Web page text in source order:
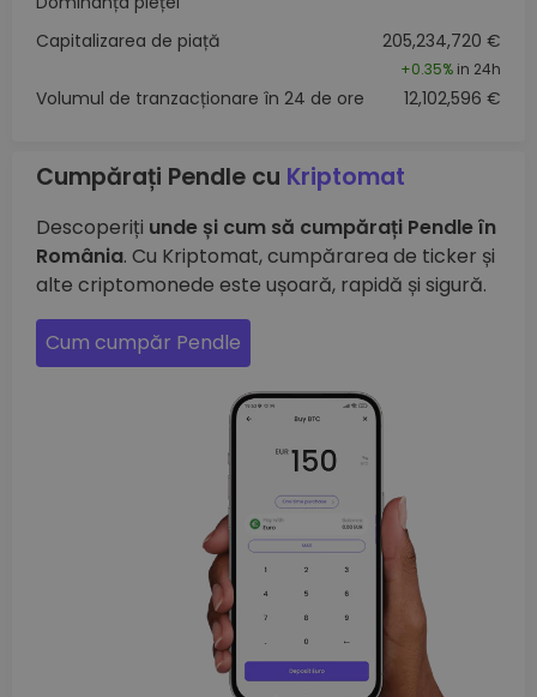
Capitalizarea de piață
205,234,720 €
+0.35% in 24h
Volumul de tranzacționare în 24 de ore 12,102,596 €
Cumpărați Pendle cu Kriptomat
Descoperiți unde și cum să cumpărați Pendle în
România. Cu Kriptomat, cumpărarea de ticker și
alte criptomonede este ușoară, rapidă și sigură.
Cum cumpăr Pendle